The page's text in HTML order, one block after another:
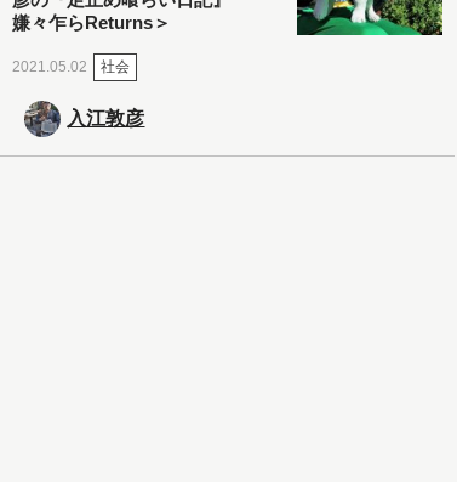
嫌々乍らReturns＞
2021.05.02 社会
入江敦彦